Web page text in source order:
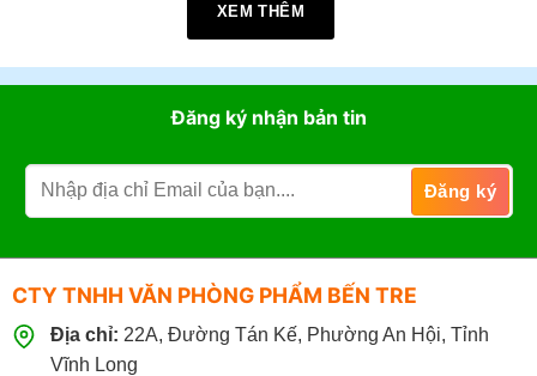
07h30 - 17h30(Từ: Thứ 2 đến Thứ 7,
Đặt mua online tại website https://vppbentre.vn
Đặt mua qua điện thoại:
0869.03.9090
096.339.3566
XEM THÊM
Đăng ký nhận bản tin
CTY TNHH VĂN PHÒNG PHẨM BẾN TRE
Địa chỉ: 22A, Đường Tán Kế, Phường An Hội, Tỉnh
Vĩnh Long